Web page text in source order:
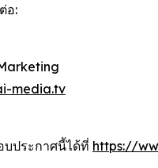
อ:
media.tv
บประกาศนี้ได้ที่ https://